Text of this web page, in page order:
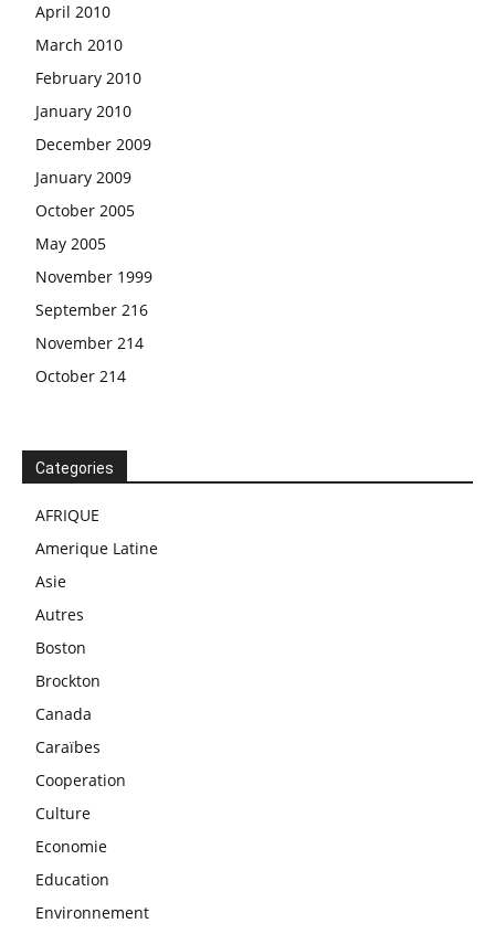
April 2010
March 2010
February 2010
January 2010
December 2009
January 2009
October 2005
May 2005
November 1999
September 216
November 214
October 214
Categories
AFRIQUE
Amerique Latine
Asie
Autres
Boston
Brockton
Canada
Caraïbes
Cooperation
Culture
Economie
Education
Environnement